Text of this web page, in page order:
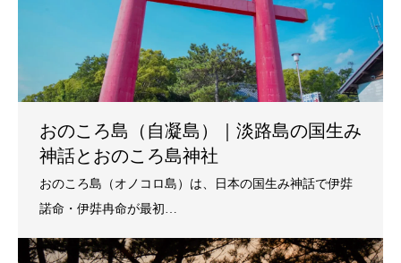
おのころ島（自凝島）｜淡路島の国生み
神話とおのころ島神社